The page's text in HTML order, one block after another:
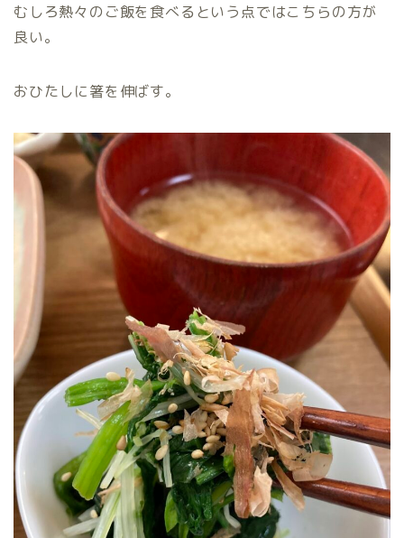
むしろ熱々のご飯を食べるという点ではこちらの方が
良い。
おひたしに箸を伸ばす。